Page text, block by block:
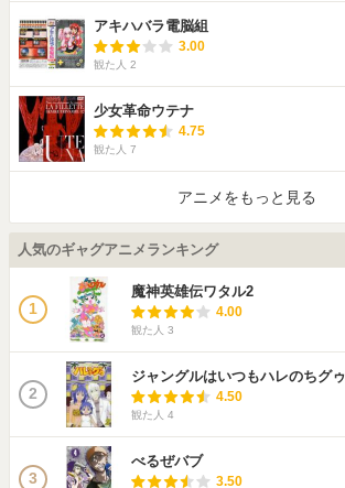
アキハバラ電脳組
3.00
観た人 2
少女革命ウテナ
4.75
観た人 7
アニメをもっと見る
人気のギャグアニメランキング
1
魔神英雄伝ワタル2
4.00
観た人 3
2
ジャングルはいつもハレのちグゥ
4.50
観た人 4
3
べるぜバブ
3.50